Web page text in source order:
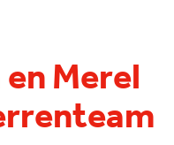
Merel